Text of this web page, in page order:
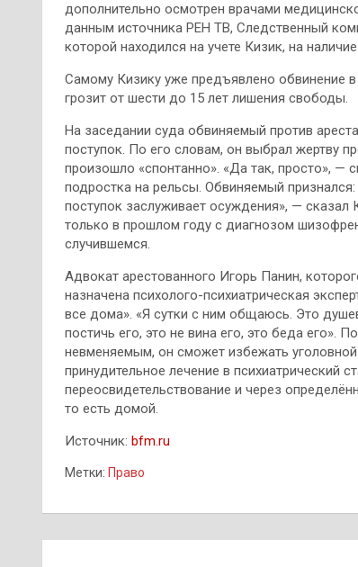
дополнительно осмотрен врачами
данным источника РЕН ТВ, Следственный
которой находился на учете Кизик, на
Самому Кизику уже предъявлено обвинение
грозит от шести до 15 лет лишения свободы.
На заседании суда обвиняемый против
поступок. По его словам, он выбрал жертву
произошло «спонтанно». «Да так, просто», —
подростка на рельсы. Обвиняемый
поступок заслуживает осуждения», — сказал
только в прошлом году с диагнозом
случившемся.
Адвокат арестованного Игорь Панин,
назначена психолого-психиатрическая
все дома». «Я сутки с ним общаюсь. Это
постичь его, это не вина его, это беда его».
невменяемым, он сможет избежать
принудительное лечение в психиатрический
переосвидетельствование и через
то есть домой.
Источник: bfm.ru
Метки: Право